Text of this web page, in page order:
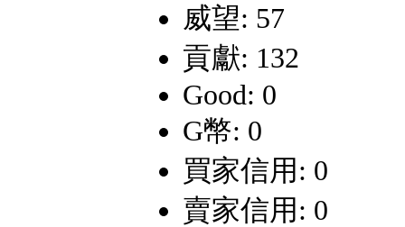
威望: 57
貢獻: 132
Good: 0
G幣: 0
買家信用: 0
賣家信用: 0